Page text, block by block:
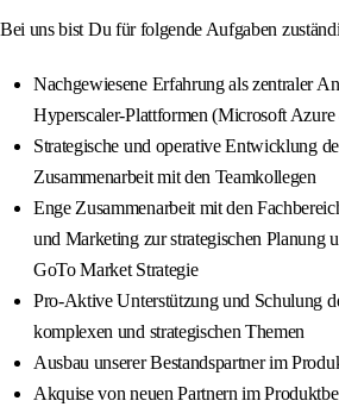
Bei uns bist Du für folgende Aufgaben
Nachgewiesene Erfahrung als zentraler
Hyperscaler-Plattformen (Microsoft
Strategische und operative Entwicklung
Zusammenarbeit mit den Teamkollegen
Enge Zusammenarbeit mit den
und Marketing zur strategischen Planung
GoTo Market Strategie
Pro-Aktive Unterstützung und Schulung
komplexen und strategischen Themen
Ausbau unserer Bestandspartner im
Akquise von neuen Partnern im